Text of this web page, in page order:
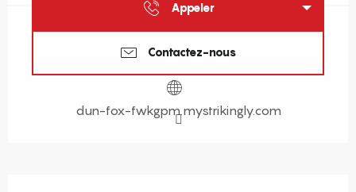
Appeler
Contactez-nous
dun-fox-fwkgpm.mystrikingly.com